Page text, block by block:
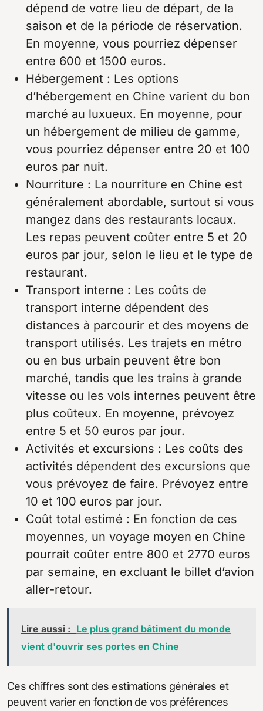
dépend de votre lieu de départ, de la
saison et de la période de réservation.
En moyenne, vous pourriez dépenser
entre 600 et 1500 euros.
Hébergement : Les options
d’hébergement en Chine varient du bon
marché au luxueux. En moyenne, pour
un hébergement de milieu de gamme,
vous pourriez dépenser entre 20 et 100
euros par nuit.
Nourriture : La nourriture en Chine est
généralement abordable, surtout si vous
mangez dans des restaurants locaux.
Les repas peuvent coûter entre 5 et 20
euros par jour, selon le lieu et le type de
restaurant.
Transport interne : Les coûts de
transport interne dépendent des
distances à parcourir et des moyens de
transport utilisés. Les trajets en métro
ou en bus urbain peuvent être bon
marché, tandis que les trains à grande
vitesse ou les vols internes peuvent être
plus coûteux. En moyenne, prévoyez
entre 5 et 50 euros par jour.
Activités et excursions : Les coûts des
activités dépendent des excursions que
vous prévoyez de faire. Prévoyez entre
10 et 100 euros par jour.
Coût total estimé : En fonction de ces
moyennes, un voyage moyen en Chine
pourrait coûter entre 800 et 2770 euros
par semaine, en excluant le billet d’avion
aller-retour.
Lire aussi : Le plus grand bâtiment du monde
vient d'ouvrir ses portes en Chine
Ces chiffres sont des estimations générales et
peuvent varier en fonction de vos préférences